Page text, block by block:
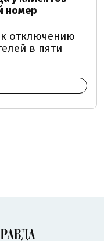
номер
к отключению
в пяти